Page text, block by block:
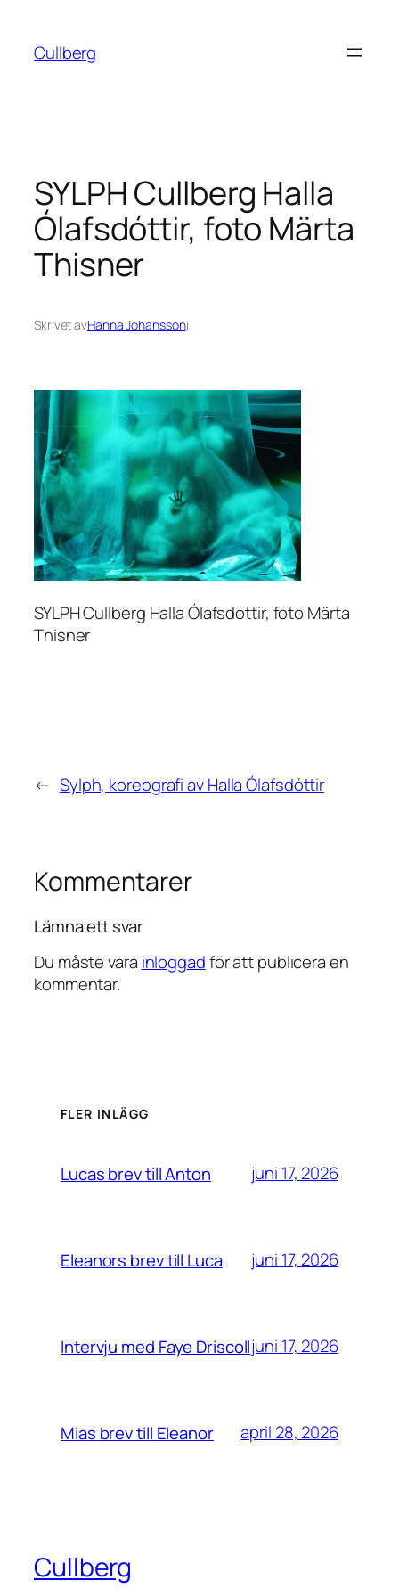
innehåll
Cullberg
SYLPH Cullberg Halla
Ólafsdóttir, foto Märta
Thisner
Skrivet avHanna Johanssoni
SYLPH Cullberg Halla Ólafsdóttir, foto Märta
Thisner
← Sylph, koreografi av Halla Ólafsdóttir
Kommentarer
Lämna ett svar
Du måste vara inloggadför att publicera en
kommentar.
FLER INLÄGG
Lucas brev till Anton juni 17, 2026
Eleanors brev till Luca juni 17, 2026
Intervju med Faye Driscolljuni 17, 2026
Mias brev till Eleanor april 28, 2026
Cullberg